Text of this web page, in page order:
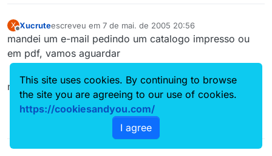
X
Offline
Xucruteescreveu em 7 de mai. de 2005 20:56
última edição por
mandei um e-mail pedindo um catalogo impresso ou
em pdf, vamos aguardar
mto bom isso
This site uses cookies. By continuing to browse
the site you are agreeing to our use of cookies.
https://cookiesandyou.com/
I agree